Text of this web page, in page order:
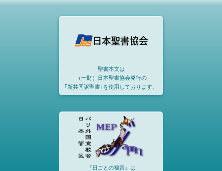
聖書本文は
（一財）日本聖書協会発行の
｢新共同訳聖書｣を使用しております。
『日ごとの福音』は